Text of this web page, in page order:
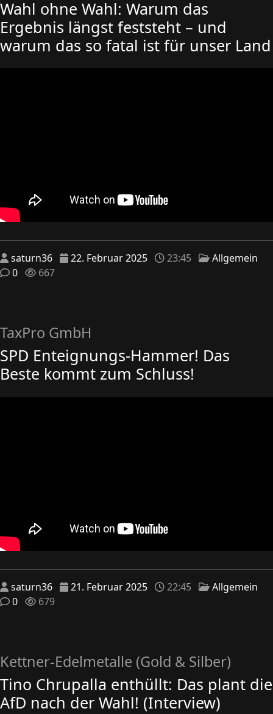
Wahl ohne Wahl: Warum das
Ergebnis längst feststeht – und
warum das so fatal ist für unser Land
saturn36 22. Februar 2025 23:45
Allgemein
0
667
TaxPro GmbH
SPD Enteignungs-Hammer! Das
Beste kommt zum Schluss!
saturn36 21. Februar 2025 22:45
Allgemein
0
679
Kettner-Edelmetalle (Gold & Silber)
Tino Chrupalla enthüllt: Das plant die
AfD nach der Wahl! (Interview)